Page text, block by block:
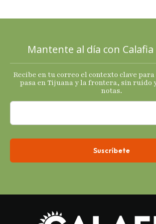
termómetro
s
económicos.
Mantente al día con Calafia
Recibe en tu correo el contexto clave
pasa en Tijuana y la frontera, sin ruido
notas.